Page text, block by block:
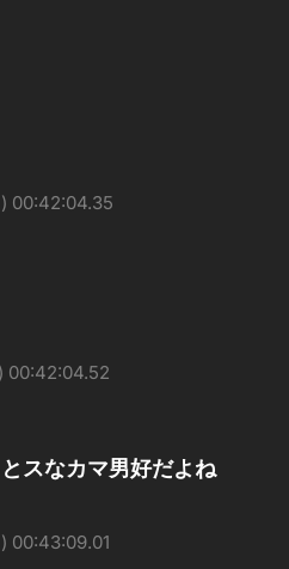
00:42:04.35
00:42:04.52
スなカマ男好だよね
00:43:09.01